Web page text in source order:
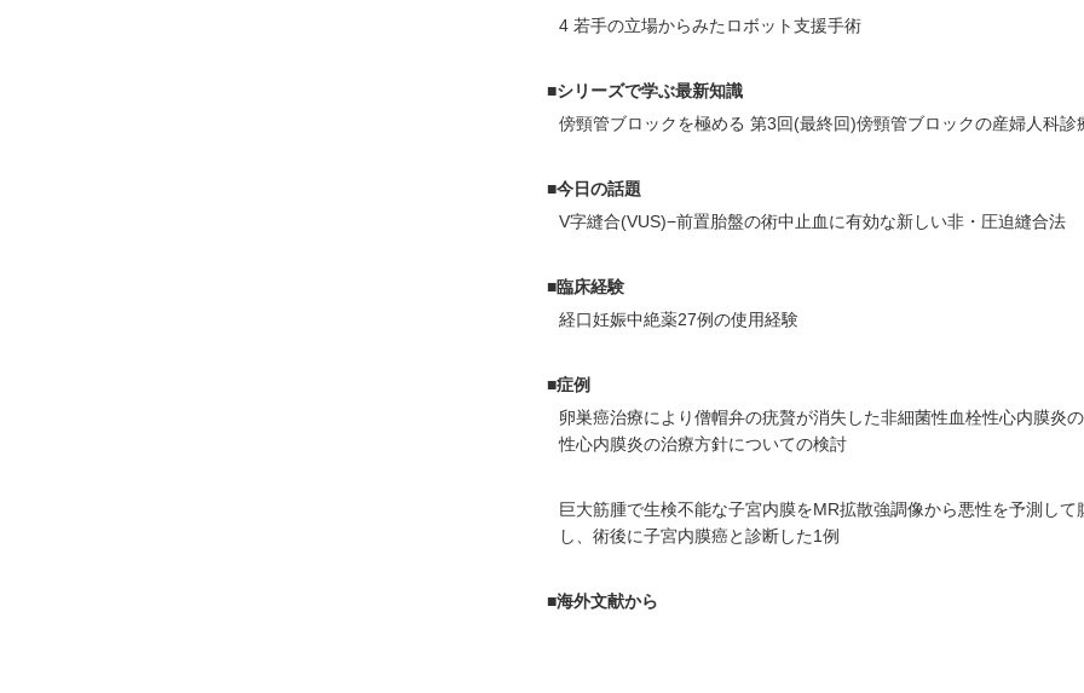
4 若手の立場からみたロボット支援手術
■シリーズで学ぶ最新知識
傍頸管ブロックを極める 第3回(最終回)傍頸管ブロックの産婦人科診
■今日の話題
V字縫合(VUS)−前置胎盤の術中止血に有効な新しい非・圧迫縫合法
■臨床経験
経口妊娠中絶薬27例の使用経験
■症例
卵巣癌治療により僧帽弁の疣贅が消失した非細菌性血栓性心内膜炎
性心内膜炎の治療方針についての検討
巨大筋腫で生検不能な子宮内膜をMR拡散強調像から悪性を予測して
し、術後に子宮内膜癌と診断した1例
■海外文献から